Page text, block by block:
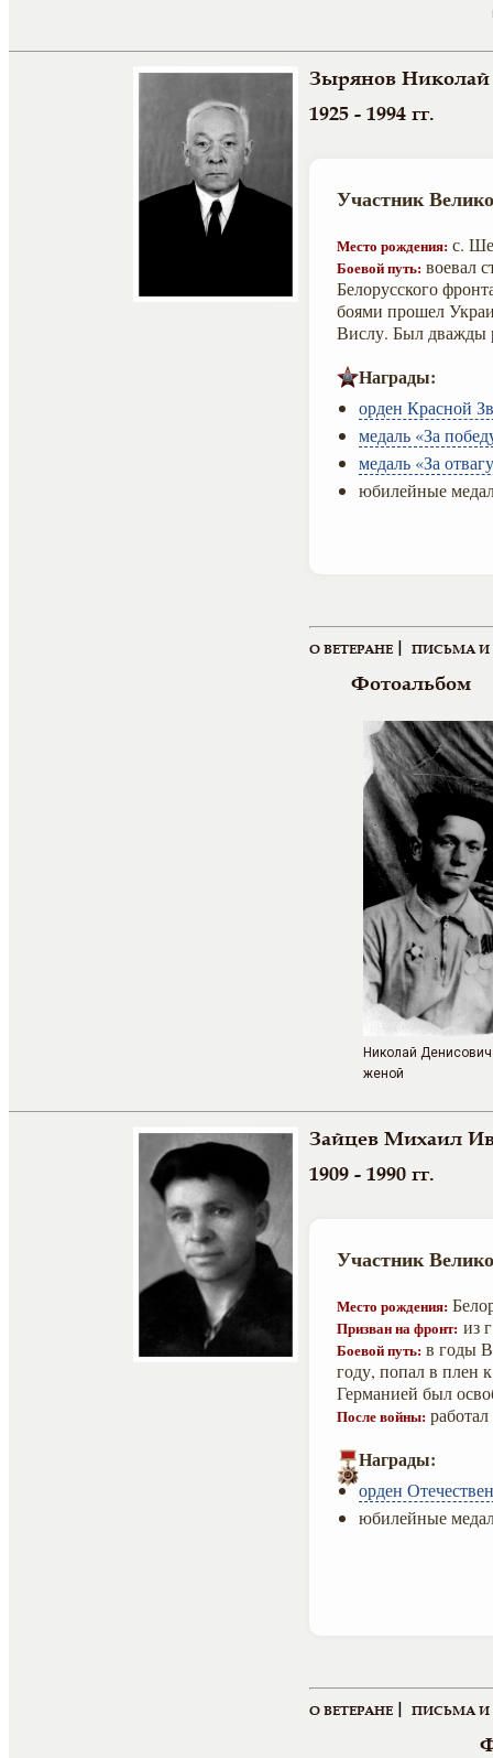
Зырянов
1925 - 1994 гг.
Участник
Место рождения: с.
Боевой путь: воевал
Белорусского
боями прошел
Вислу. Был дважды
Награды:
орден Красной
медаль «За
медаль «За
юбилейные
О ВЕТЕРАНЕ | ПИСЬМА И
Фотоальбом
Николай
женой
Зайцев Михаил
1909 - 1990 гг.
Участник
Место рождения:
Призван на фронт: из
Боевой путь: в годы
году, попал в плен
Германией был
После войны:
Награды:
орден
юбилейные
О ВЕТЕРАНЕ | ПИСЬМА И